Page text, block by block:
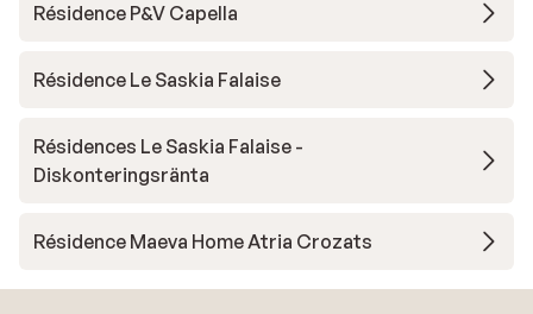
Résidence P&V Capella
Résidence Le Saskia Falaise
Résidences Le Saskia Falaise -
Diskonteringsränta
Résidence Maeva Home Atria Crozats